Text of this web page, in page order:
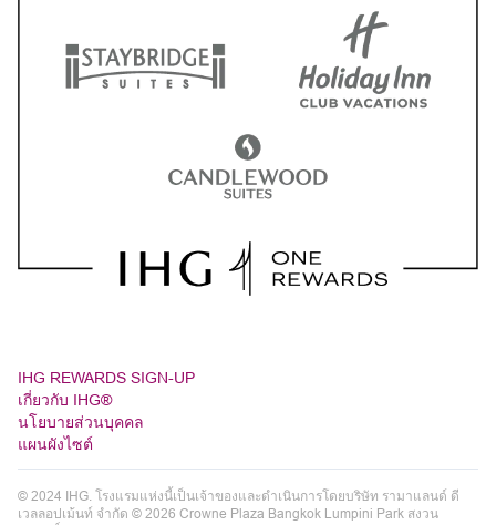
IHG REWARDS SIGN-UP
เกี่ยวกับ IHG®
นโยบายส่วนบุคคล
แผนผังไซต์
© 2024 IHG. โรงแรมแห่งนี้เป็นเจ้าของและดำเนินการโดยบริษัท รามาแลนด์ ดี
เวลลอปเม้นท์ จำกัด © 2026 Crowne Plaza Bangkok Lumpini Park สงวน